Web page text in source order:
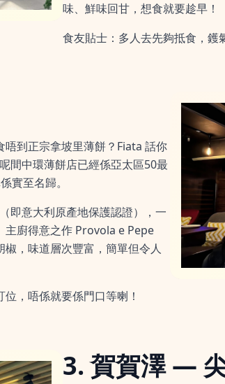
味、鮮味回甘，想食就要趁早！
食友貼士：多人去先夠抵食，鑊
到正宗拿坡里薄餅？Fiata 話你
間中環薄餅店已經係亞太區50最
實至名歸。
即意大利原產地保護認證），一
主廚得意之作 Provola e Pepe
，味道層次豐富，簡單但令人
，唔係就要係門口等喇！
3. 賀賀澤 —